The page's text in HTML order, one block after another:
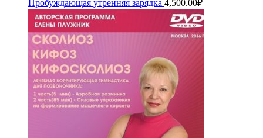
Пробуждающая утренняя зарядка 4,500.00₽